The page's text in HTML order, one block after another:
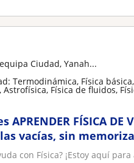
Ciudad, Yanah...
Termodinámica, Física
Astrofísica, Física de fluidos,
APRENDER FÍSICA DE
vacías, sin
con Física? ¡Estoy aquí